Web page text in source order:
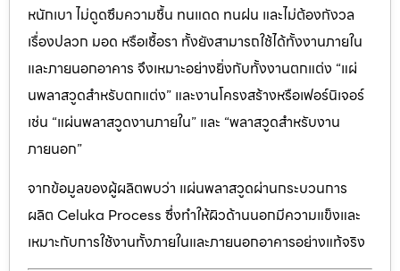
หนักเบา ไม่ดูดซึมความชื้น ทนแดด ทนฝน และไม่ต้องกังวล
เรื่องปลวก มอด หรือเชื้อรา ทั้งยังสามารถใช้ได้ทั้งงานภายใน
และภายนอกอาคาร จึงเหมาะอย่างยิ่งกับทั้งงานตกแต่ง “แผ่
นพลาสวูดสำหรับตกแต่ง” และงานโครงสร้างหรือเฟอร์นิเจอร์
เช่น “แผ่นพลาสวูดงานภายใน” และ “พลาสวูดสำหรับงาน
ภายนอก”
จากข้อมูลของผู้ผลิตพบว่า แผ่นพลาสวูดผ่านกระบวนการ
ผลิต Celuka Process ซึ่งทำให้ผิวด้านนอกมีความแข็งและ
เหมาะกับการใช้งานทั้งภายในและภายนอกอาคารอย่างแท้จริง